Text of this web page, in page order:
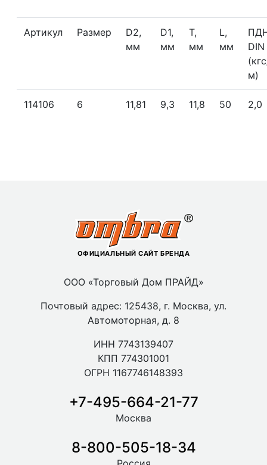
Артикул Размер
D2,
мм
D1,
мм
T,
мм
L,
мм
DIN
м)
114106 6 11,81 9,3 11,8 50 2,0
ОФИЦИАЛЬНЫЙ САЙТ БРЕНДА
ООО «Торговый Дом ПРАЙД»
Почтовый адрес: 125438, г. Москва, ул.
Автомоторная, д. 8
ИНН 7743139407
КПП 774301001
ОГРН 1167746148393
+7-495-664-21-77
Москва
8-800-505-18-34